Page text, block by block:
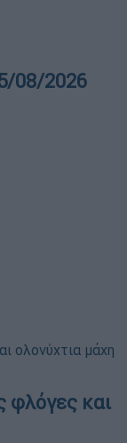
08/2026
φλόγες και